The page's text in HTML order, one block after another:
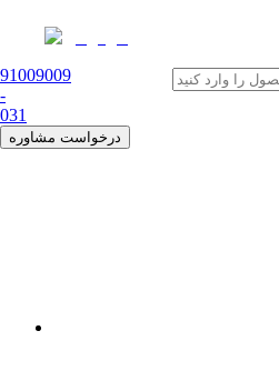
91009009
-
031
درخواست مشاوره